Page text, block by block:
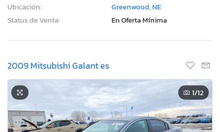
Ubicación:
Greenwood, NE
Status de Venta:
En Oferta Mínima
2009 Mitsubishi Galant es
1/12